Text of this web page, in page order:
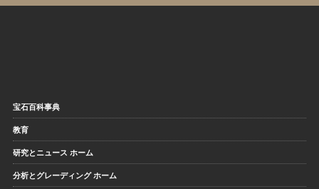
宝石百科事典
教育
研究とニュース ホーム
分析とグレーディング ホーム